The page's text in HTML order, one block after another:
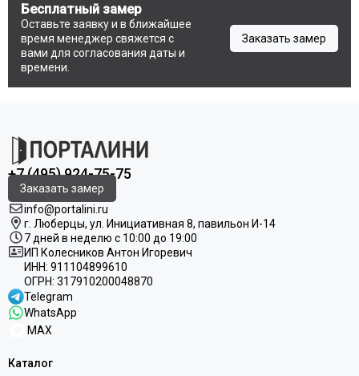
Бесплатный замер
Оставьте заявку и в ближайшее
время менеджер свяжется с
вами для согласования даты и
времени.
Заказать замер
+7 (495) 924-75-75
Заказать замер
info@portalini.ru
г. Люберцы, ул. Инициативная 8, павильон И-14
7 дней в неделю с 10:00 до 19:00
ИП Колесников Антон Игоревич
ИНН: 911104899610
ОГРН: 317910200048870
Telegram
WhatsApp
MAX
Каталог